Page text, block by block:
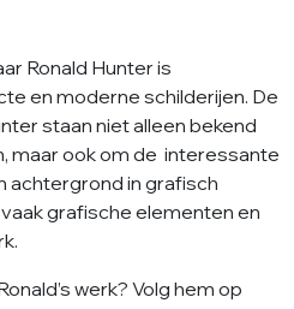
Ronald Hunter is
en moderne schilderijen. De
staan niet alleen bekend
maar ook om de interessante
achtergrond in grafisch
grafische elementen en
werk? Volg hem op